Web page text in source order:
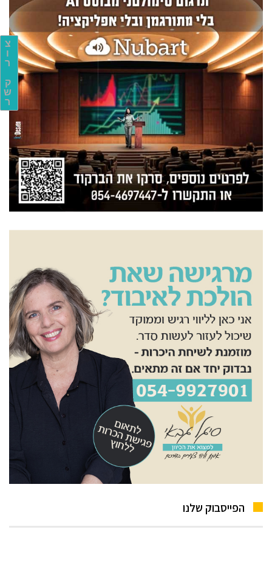
צ
ו
ר
ק
ש
ר
הפייסבוק שלנו